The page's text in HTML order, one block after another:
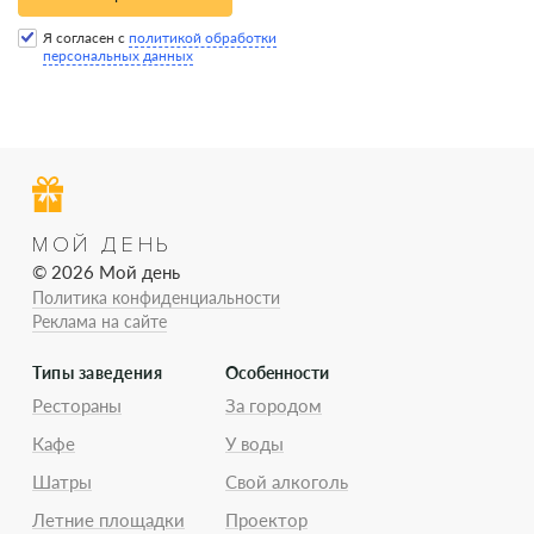
Я согласен с политикой обработки
персональных данных
МОЙ ДЕНЬ
© 2026 Мой день
Политика конфиденциальности
Реклама на сайте
Типы заведения
Рестораны
Кафе
Шатры
Летние площадки
Особенности
За городом
У воды
Свой алкоголь
Проектор